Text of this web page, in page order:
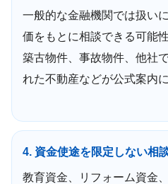
一般的な金融機関では扱い
価をもとに相談できる可能
築古物件、事故物件、他社
れた不動産などが公式案内
4. 資金使途を限定しない相
教育資金、リフォーム資金